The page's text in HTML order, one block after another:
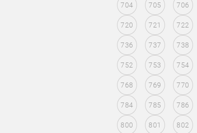
704 705 706
720 721 722
736 737 738
752 753 754
768 769 770
784 785 786
800 801 802